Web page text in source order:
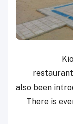
also been
There is